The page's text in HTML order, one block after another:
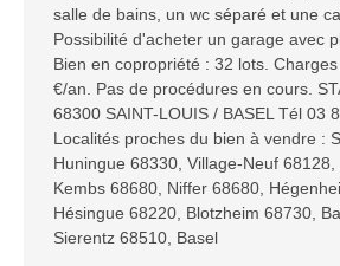
salle de bains, un wc séparé et une
Possibilité d'acheter un garage avec
Bien en copropriété : 32 lots.
€/an. Pas de procédures en cours.
68300 SAINT-LOUIS / BASEL Tél 03
Localités proches du bien à vendre :
Huningue 68330, Village-Neuf 68128,
Kembs 68680, Niffer 68680,
Hésingue 68220, Blotzheim 68730,
Sierentz 68510, Basel